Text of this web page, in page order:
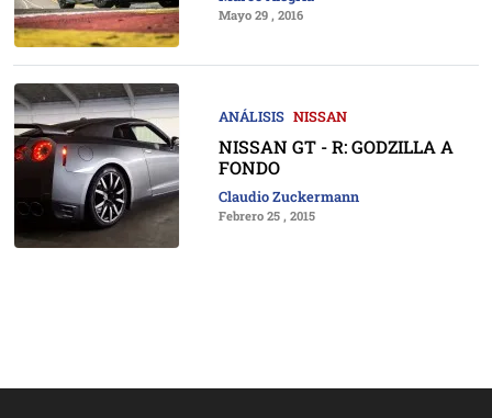
Mayo 29 , 2016
ANÁLISIS NISSAN
NISSAN GT - R: GODZILLA A
FONDO
Claudio Zuckermann
Febrero 25 , 2015